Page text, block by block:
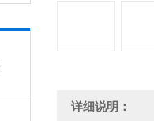
详细说明：